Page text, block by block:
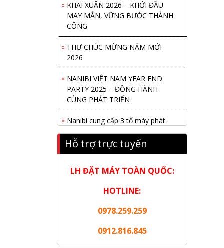
KHAI XUÂN 2026 – KHỞI ĐẦU
MAY MẮN, VỮNG BƯỚC THÀNH
CÔNG
THƯ CHÚC MỪNG NĂM MỚI
2026
NANIBI VIỆT NAM YEAR END
PARTY 2025 – ĐỒNG HÀNH
CÙNG PHÁT TRIỂN
Nanibi cung cấp 3 tổ máy phát
điện 3000kVA cho dự án Kho cảng
Cái Mép LNG
2025 và triển khai nhiệm vụ năm
NANIBI khai trương văn phòng
triển bền vững
Hỗ trợ trực tuyến
LH ĐẶT MÁY TOÀN QUỐC:
HOTLINE:
0978.259.259
0912.816.845